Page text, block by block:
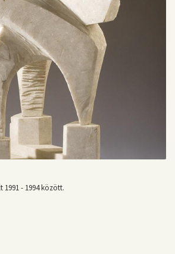
- 1994 között.